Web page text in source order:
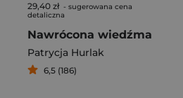
29,40 zł - sugerowana cena
detaliczna
Nawrócona wiedźma
Patrycja Hurlak
6,5 (186)